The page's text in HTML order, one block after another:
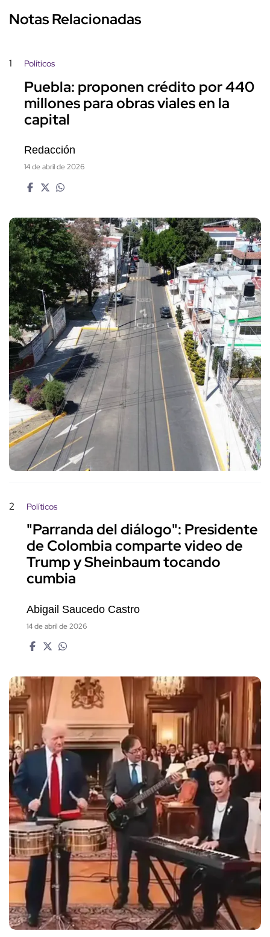
Notas Relacionadas
1 Políticos
Puebla: proponen crédito por 440
millones para obras viales en la
capital
Redacción
14 de abril de 2026
2 Políticos
"Parranda del diálogo": Presidente
de Colombia comparte video de
Trump y Sheinbaum tocando
cumbia
Abigail Saucedo Castro
14 de abril de 2026